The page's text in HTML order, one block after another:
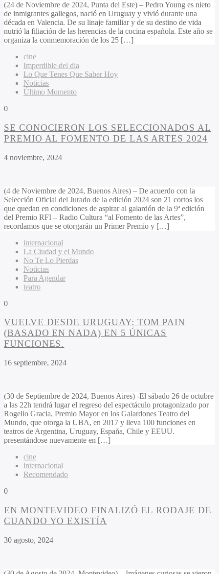
(24 de Noviembre de 2024, Punta del Este) – Pedro Young es nieto
de inmigrantes gallegos, nació en Uruguay y vivió durante una
década en Valencia. De su linaje familiar y de su destino de vida
nutrió la filiación de las herencias de la cocina española. Este año se
organiza la conmemoración de los 25 […]
cine
Imperdible del dia
Lo Que Tenes Que Saber Hoy
Noticias
Último Momento
0
SE CONOCIERON LOS SELECCIONADOS AL
PREMIO AL FOMENTO DE LAS ARTES 2024
4 noviembre, 2024
(4 de Noviembre de 2024, Buenos Aires) – De acuerdo con la
Selección Oficial del Jurado de la edición 2024 son 21 cortos los
que quedan en condiciones de aspirar al galardón de la 9ª edición
del Premio RFI – Radio Cultura “al Fomento de las Artes”,
recordamos que se otorgarán un Primer Premio y […]
internacional
La Ciudad y el Mundo
No Te Lo Pierdas
Noticias
Para Agendar
teatro
0
VUELVE DESDE URUGUAY: TOM PAIN
(BASADO EN NADA) EN 5 ÚNICAS
FUNCIONES.
16 septiembre, 2024
(30 de Septiembre de 2024, Buenos Aires) -El sábado 26 de octubre
a las 22h tendrá lugar el regreso del espectáculo protagonizado por
Rogelio Gracia, Premio Mayor en los Galardones Teatro del
Mundo, que otorga la UBA, en 2017 y lleva 100 funciones en
teatros de Argentina, Uruguay, España, Chile y EEUU.
presentándose nuevamente en […]
cine
internacional
Recomendado
0
EN MONTEVIDEO FINALIZÓ EL RODAJE DE
CUANDO YO EXISTÍA
30 agosto, 2024